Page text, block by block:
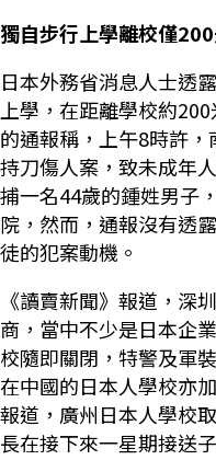
獨自步行上學離校僅
日本外務省消息人士透
上學，在距離學校約
的通報稱，上午8時許
持刀傷人案，致未成年
捕一名44歲的鍾姓男子
院，然而，通報沒有透
徒的犯案動機。
《讀賣新聞》報道，深
商，當中不少是日本企
校隨即關閉，特警及軍
在中國的日本人學校亦
報道，廣州日本人學校
長在接下來一星期接送